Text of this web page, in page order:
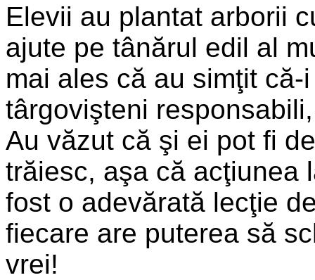
Elevii au plantat arborii
ajute pe tânărul edil al
mai ales că au simţit
târgovişteni
Au văzut că şi ei pot fi
trăiesc, aşa că acţiunea
fost o adevărată lecţie
fiecare are puterea să
vrei!